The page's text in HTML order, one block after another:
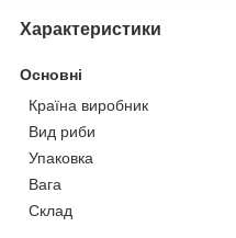
Характеристики
Основні
Країна виробник
Вид риби
Упаковка
Вага
Склад